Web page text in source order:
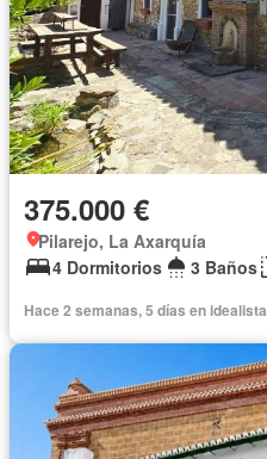
375.000 €
Pilarejo, La Axarquía
4 Dormitorios
3 Baños
Hace 2 semanas, 5 días en idealista